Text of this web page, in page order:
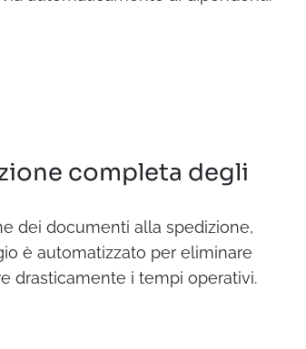
completa degli
dei documenti alla spedizione,
è automatizzato per eliminare
drasticamente i tempi operativi.